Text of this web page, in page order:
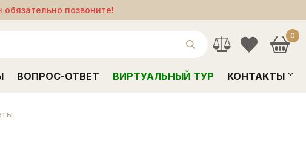
позвоните!
0
ВОПРОС-ОТВЕТ ВИРТУАЛЬНЫЙ ТУР КОНТАКТЫ